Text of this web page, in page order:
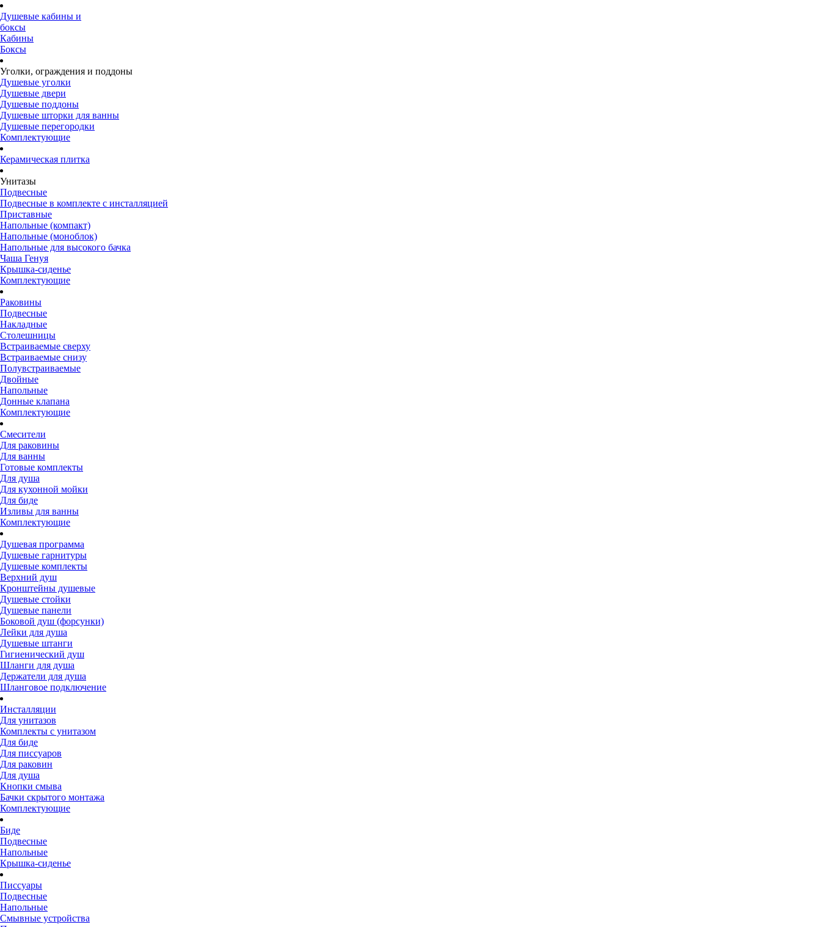
Душевые кабины и
боксы
Кабины
Боксы
Уголки, ограждения и поддоны
Душевые уголки
Душевые двери
Душевые поддоны
Душевые шторки для ванны
Душевые перегородки
Комплектующие
Керамическая плитка
Унитазы
Подвесные
Подвесные в комплекте с инсталляцией
Приставные
Напольные (компакт)
Напольные (моноблок)
Напольные для высокого бачка
Чаша Генуя
Крышка-сиденье
Комплектующие
Раковины
Подвесные
Накладные
Столешницы
Встраиваемые сверху
Встраиваемые снизу
Полувстраиваемые
Двойные
Напольные
Донные клапана
Комплектующие
Смесители
Для раковины
Для ванны
Готовые комплекты
Для душа
Для кухонной мойки
Для биде
Изливы для ванны
Комплектующие
Душевая программа
Душевые гарнитуры
Душевые комплекты
Верхний душ
Кронштейны душевые
Душевые стойки
Душевые панели
Боковой душ (форсунки)
Лейки для душа
Душевые штанги
Гигиенический душ
Шланги для душа
Держатели для душа
Шланговое подключение
Инсталляции
Для унитазов
Комплекты с унитазом
Для биде
Для писсуаров
Для раковин
Для душа
Кнопки смыва
Бачки скрытого монтажа
Комплектующие
Биде
Подвесные
Напольные
Крышка-сиденье
Писсуары
Подвесные
Напольные
Смывные устройства